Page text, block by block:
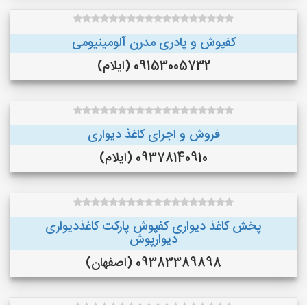
کفپوش و پادری مدرن آلومینیومی
09153005732 (ایلام)
فروش و اجرای کاغذ دیواری
09378140910 (ایلام)
پخش کاغذ دیواری کفپوش پارکت کاغذدیواری
دیوارپوش
09383389898 (اصفهان)